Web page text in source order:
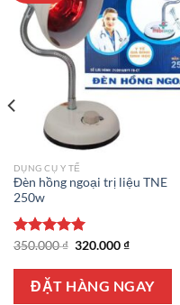
DỤNG CỤ Y TẾ
Đèn hồng ngoại trị liệu TNE
250w
Được xếp
5 sao
350.000₫ Giá
là:
350.000 ₫.
320.000₫Giá
tại
là:
320.000 ₫.
ĐẶT HÀNG NGAY